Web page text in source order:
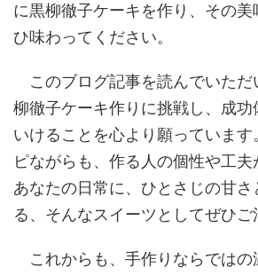
に黒柳徹子ケーキを作り、その
ひ味わってください。
このブログ記事を読んでいただ
柳徹子ケーキ作りに挑戦し、成功
いけることを心より願っていま
ピながらも、作る人の個性や工夫
あなたの日常に、ひとさじの甘さ
る、そんなスイーツとしてぜひご
これからも、手作りならではの